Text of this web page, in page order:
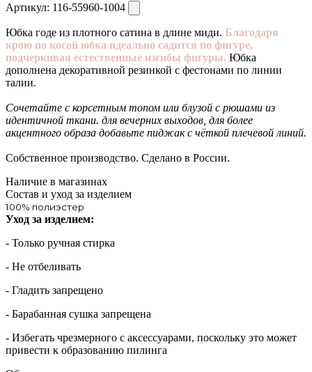
Артикул: 116-55960-1004
Юбка годе из плотного сатина в длине миди. Благодаря
крою по косой юбка идеально садится по фигуре,
подчеркивая естественные изгибы фигуры. Юбка
дополнена декоративной резинкой с фестонами по линии
талии.
Сочетайте с корсетным топом или блузой с рюшами из
идентичной ткани. для вечерних выходов, для более
акцентного образа добавьте пиджак с чёткой плечевой линий.
Собственное производство. Сделано в России.
Наличие в магазинах
Состав и уход за изделием
100% полиэстер
Уход за изделием:
- Только ручная стирка
- Не отбеливать
- Гладить запрещено
- Барабанная сушка запрещена
- Избегать чрезмерного c аксессуарами, поскольку это может
привести к образованию пилинга